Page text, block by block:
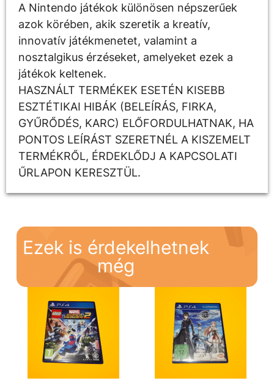
A Nintendo játékok különösen népszerűek
azok körében, akik szeretik a kreatív,
innovatív játékmenetet, valamint a
nosztalgikus érzéseket, amelyeket ezek a
játékok keltenek.
HASZNÁLT TERMÉKEK ESETÉN KISEBB
ESZTÉTIKAI HIBÁK (BELEÍRÁS, FIRKA,
GYŰRŐDÉS, KARC) ELŐFORDULHATNAK, HA
PONTOS LEÍRÁST SZERETNÉL A KISZEMELT
TERMÉKRŐL, ÉRDEKLŐDJ A KAPCSOLATI
ŰRLAPON KERESZTÜL.
Ezek is érdekelhetnek
még